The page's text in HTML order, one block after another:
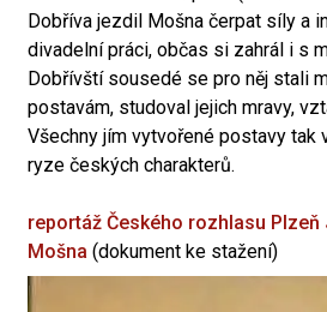
Dobříva jezdil Mošna čerpat síly a
divadelní práci, občas si zahrál i s
Dobřívští sousedé se pro něj stali
postavám, studoval jejich mravy,
Všechny jím vytvořené postavy tak
ryze českých charakterů.
reportáž Českého rozhlasu Plzeň
Mošna (dokument ke stažení)